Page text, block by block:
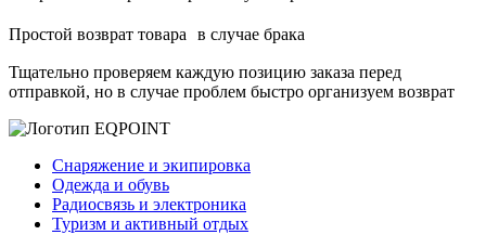
Простой возврат товара в случае брака
Тщательно проверяем каждую позицию заказа перед
отправкой, но в случае проблем быстро организуем возврат
Снаряжение и экипировка
Одежда и обувь
Радиосвязь и электроника
Туризм и активный отдых